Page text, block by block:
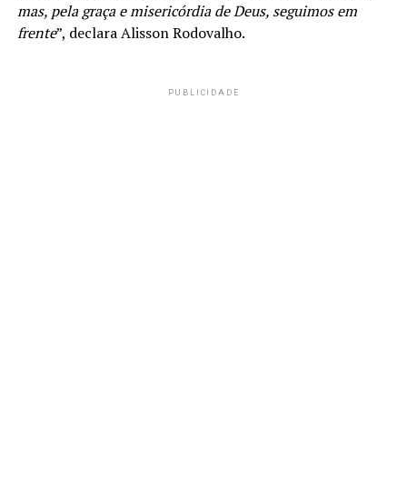
mas, pela graça e misericórdia de Deus, seguimos em
frente”, declara Alisson Rodovalho.
PUBLICIDADE